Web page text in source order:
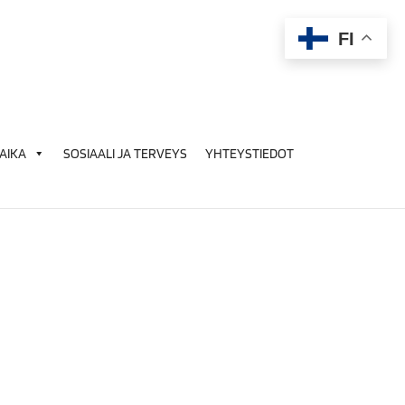
SOSIAALI JA TERVEYS YHTEYSTIEDOT
FI